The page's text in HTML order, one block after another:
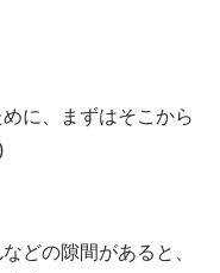
に、まずはそこから
などの隙間があると、